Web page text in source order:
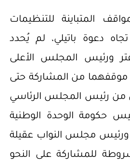
المتباينة للتنظيمات
تجاه دعوة باتيلي، لم يُحدد
ورئيس المجلس الأعلى
موقفهما من المشاركة حتى
من رئيس المجلس الرئاسي
حكومة الوحدة الوطنية
ورئيس مجلس النواب عقيلة
للمشاركة على النحو